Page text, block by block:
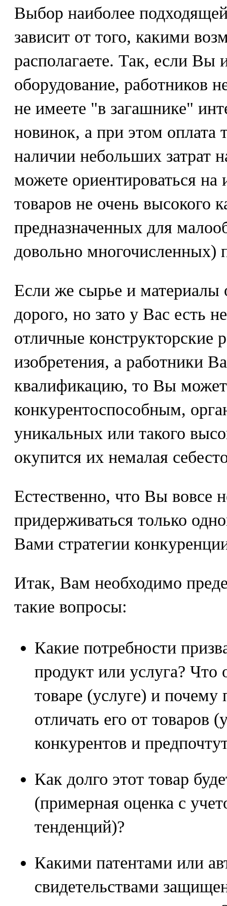
Выбор наиболее
зависит от того, какими
располагаете. Так, если Вы
оборудование, работников
не имеете "в загашнике"
новинок, а при этом оплата
наличии небольших затрат
можете ориентироваться на
товаров не очень высокого
предназначенных для
довольно многочисленных)
Если же сырье и материалы
дорого, но зато у Вас есть
отличные конструкторские
изобретения, а работники
квалификацию, то Вы
конкурентоспособным,
уникальных или такого
окупится их немалая
Естественно, что Вы вовсе
придерживаться только
Вами стратегии
Итак, Вам необходимо
такие вопросы:
Какие потребности
продукт или услуга?
товаре (услуге) и почему
отличать его от товаров
конкурентов и
Как долго этот товар
(примерная оценка с
тенденций)?
Какими патентами или
свидетельствами